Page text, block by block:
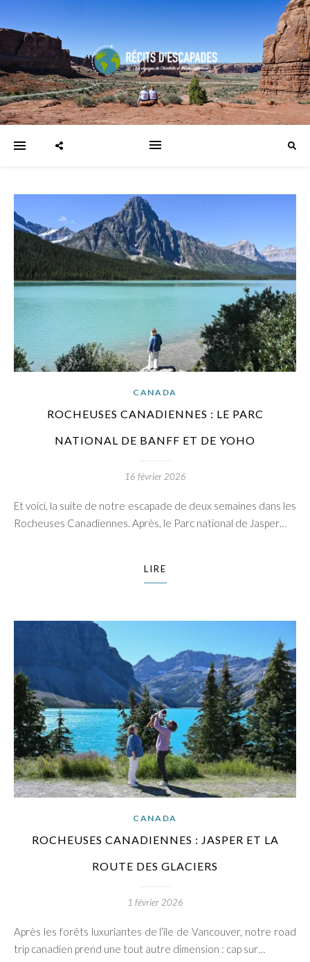
CANADA
ROCHEUSES CANADIENNES : LE PARC
NATIONAL DE BANFF ET DE YOHO
16 février 2026
Et voici, la suite de notre escapade de deux semaines dans les
Rocheuses Canadiennes. Après, le Parc national de Jasper…
LIRE
CANADA
ROCHEUSES CANADIENNES : JASPER ET LA
ROUTE DES GLACIERS
1 février 2026
Après les forêts luxuriantes de l’île de Vancouver, notre road
trip canadien prend une tout autre dimension : cap sur…